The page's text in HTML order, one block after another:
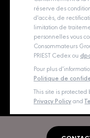
réserve des
d'accès, de
limitation de
personnelles vous
Consommateurs
PRIEST Cedex ou
Pour plus
Politique de
This site is protected
Privacy Policyand